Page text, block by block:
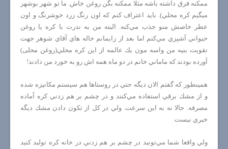
ممكنه فرق داشته باشه مثلا ممكنه بگن روغن خاش. ما تو شهر بوشهر
ميگيم كره محلي). بايد اعتراف كنم كه اون رنگ زرد خوشرنگ و اون
عطر خاصش منو جذب مي‌كنه. البته من به ندرت با كره يا روغن
حيواني آشپزي مي‌كنم اما بعد از زايمانم خاله هاي آقاي شوهر جهت
تقويت بنيه من واسه مون يك عالمه از اين كره محلي(روغن محلی)
آورده بودند كه ماماني خانم در دو ماه همه اش رو به خورد من دادند!
همينطور كه گفتم الان ديگه حتي در روستاها هم سيستم مكانيزه شده
و از مشك برقي استفاده مي‌كنند و در چشم بر هم زدني كره آماده
مصرفه. حالا نه به اين سرعت. ولي در كل از تكون دادن مشك ديگه
خبري نيست.
ولي واقعا شما مي‌تونيد در چشم بر هم زدني در خانه كره توليد كنيد